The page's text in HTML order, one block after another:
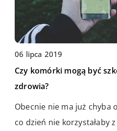
11 grudnia 2019
Niekonwencjonalne
06 lipca 2019
Czy komórki mogą być
zdrowia?
Obecnie nie ma już chyba
co dzień nie korzystałaby
09 sierpnia 2020
Jak zapewnić sobie
własnej sypialni?
Pościel, w której skład
poduszki oraz